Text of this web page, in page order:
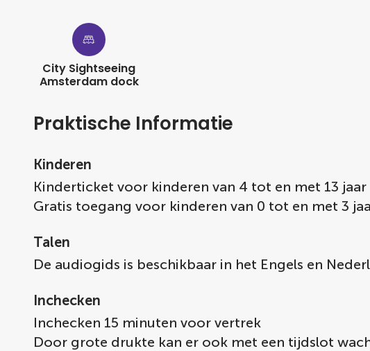
City Sightseeing
Amsterdam dock
Praktische Informatie
Kinderen
Kinderticket voor kinderen van 4 tot en met 13 jaar
Gratis toegang voor kinderen van 0 tot en met 3
Talen
De audiogids is beschikbaar in het Engels en
Inchecken
Inchecken 15 minuten voor vertrek
Door grote drukte kan er ook met een tijdslot